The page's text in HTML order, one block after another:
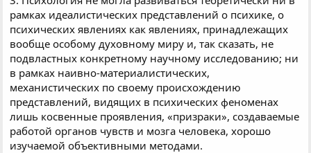
рамках идеалистических представлений о психике, о
психических явлениях как явлениях, принадлежащих
вообще особому духовному миру и, так сказать, не
подвластных конкретному научному исследованию; ни
в рамках наивно-материалистических,
механистических по своему происхождению
представлений, видящих в психических феноменах
лишь косвенные проявления, «призраки», создаваемые
работой органов чувств и мозга человека, хорошо
изучаемой объективными методами.